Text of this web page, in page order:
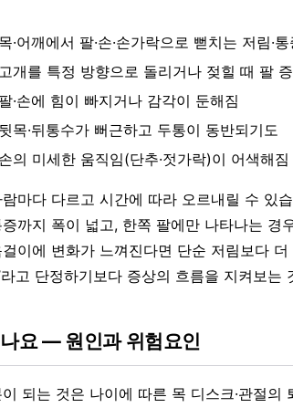
목·어깨에서 팔·손·손가락으로 뻗치는 저림·통
고개를 특정 방향으로 돌리거나 젖힐 때 팔
팔·손에 힘이 빠지거나 감각이 둔해짐
뒷목·뒤통수가 뻐근하고 두통이 동반되기도
손의 미세한 움직임(단추·젓가락)이 어색해짐
마다 다르고 시간에 따라 오르내릴 수 있
까지 폭이 넓고, 한쪽 팔에만 나타나는 경
이에 변화가 느껴진다면 단순 저림보다
라고 단정하기보다 증상의 흐름을 지켜보는
요 — 원인과 위험요인
되는 것은 나이에 따른 목 디스크·관절의